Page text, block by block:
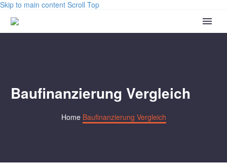
Skip to main content Scroll Top
Baufinanzierung Vergleich
Home Baufinanzierung Vergleich